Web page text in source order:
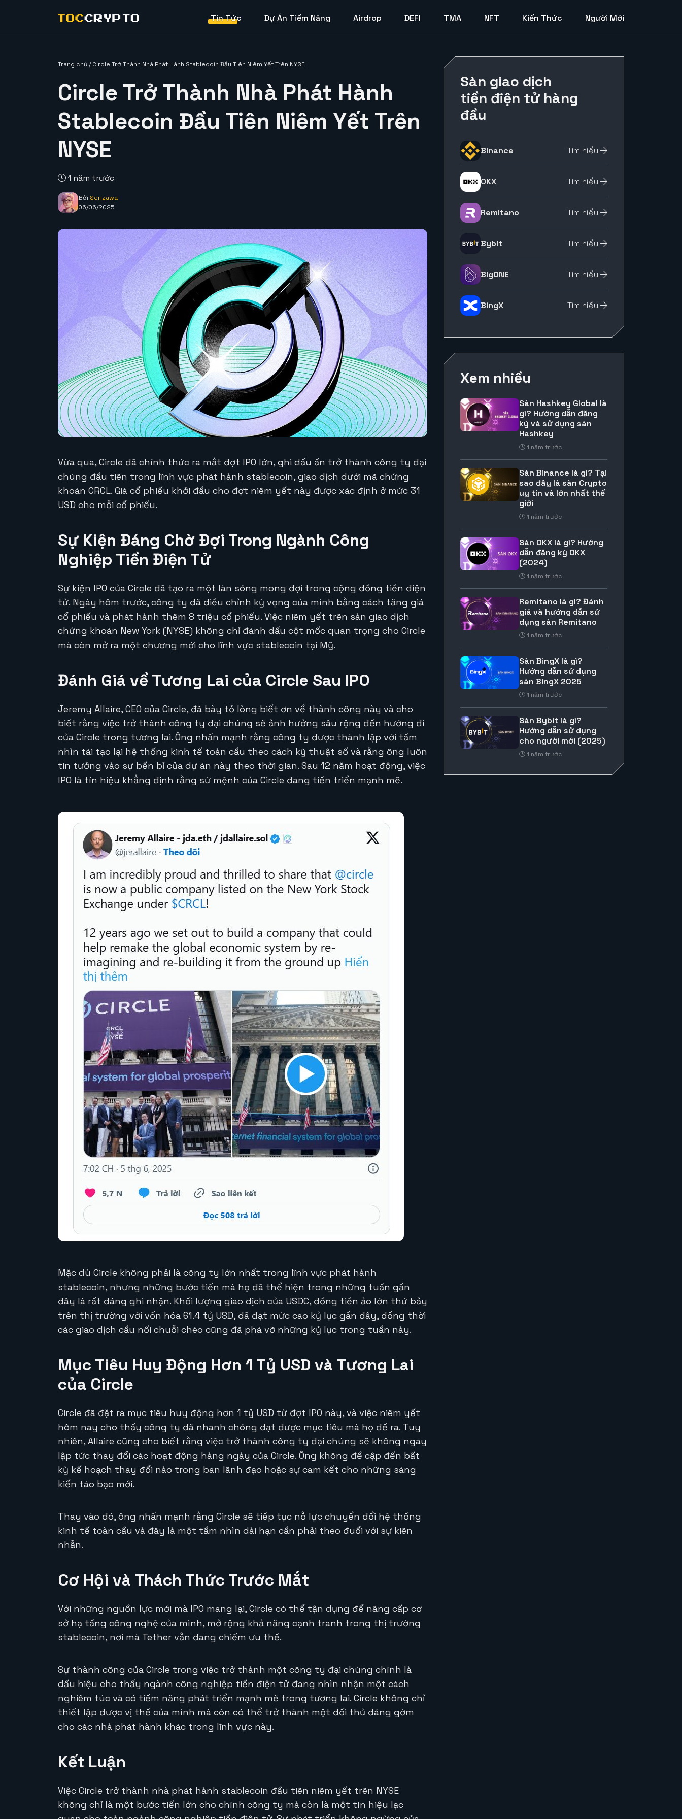
Tin Tức Dự Án Tiềm Năng Airdrop DEFI TMA NFT Kiến Thức Người Mới
Trang chủ/Circle Trở Thành Nhà Phát Hành Stablecoin Đầu Tiên Niêm Yết Trên NYSE
Circle Trở Thành Nhà Phát Hành
Stablecoin Đầu Tiên Niêm Yết Trên
NYSE
1 năm trước
Bởi Serizawa
06/06/2025
Vừa qua, Circle đã chính thức ra mắt đợt IPO lớn, ghi dấu ấn trở thành công ty đại
chúng đầu tiên trong lĩnh vực phát hành stablecoin, giao dịch dưới mã chứng
khoán CRCL. Giá cổ phiếu khởi đầu cho đợt niêm yết này được xác định ở mức 31
USD cho mỗi cổ phiếu.
Sự Kiện Đáng Chờ Đợi Trong Ngành Công
Nghiệp Tiền Điện Tử
Sự kiện IPO của Circle đã tạo ra một làn sóng mong đợi trong cộng đồng tiền điện
tử. Ngày hôm trước, công ty đã điều chỉnh kỳ vọng của mình bằng cách tăng giá
cổ phiếu và phát hành thêm 8 triệu cổ phiếu. Việc niêm yết trên sàn giao dịch
chứng khoán New York (NYSE) không chỉ đánh dấu cột mốc quan trọng cho Circle
mà còn mở ra một chương mới cho lĩnh vực stablecoin tại Mỹ.
Đánh Giá về Tương Lai của Circle Sau IPO
Jeremy Allaire, CEO của Circle, đã bày tỏ lòng biết ơn về thành công này và cho
biết rằng việc trở thành công ty đại chúng sẽ ảnh hưởng sâu rộng đến hướng đi
của Circle trong tương lai. Ông nhấn mạnh rằng công ty được thành lập với tầm
nhìn tái tạo lại hệ thống kinh tế toàn cầu theo cách kỹ thuật số và rằng ông luôn
tin tưởng vào sự bền bỉ của dự án này theo thời gian. Sau 12 năm hoạt động, việc
IPO là tín hiệu khẳng định rằng sứ mệnh của Circle đang tiến triển mạnh mẽ.
Mặc dù Circle không phải là công ty lớn nhất trong lĩnh vực phát hành
stablecoin, nhưng những bước tiến mà họ đã thể hiện trong những tuần gần
đây là rất đáng ghi nhận. Khối lượng giao dịch của USDC, đồng tiền ảo lớn thứ bảy
trên thị trường với vốn hóa 61.4 tỷ USD, đã đạt mức cao kỷ lục gần đây, đồng thời
các giao dịch cầu nối chuỗi chéo cũng đã phá vỡ những kỷ lục trong tuần này.
Mục Tiêu Huy Động Hơn 1 Tỷ USD và Tương Lai
của Circle
Circle đã đặt ra mục tiêu huy động hơn 1 tỷ USD từ đợt IPO này, và việc niêm yết
hôm nay cho thấy công ty đã nhanh chóng đạt được mục tiêu mà họ đề ra. Tuy
nhiên, Allaire cũng cho biết rằng việc trở thành công ty đại chúng sẽ không ngay
lập tức thay đổi các hoạt động hàng ngày của Circle. Ông không đề cập đến bất
kỳ kế hoạch thay đổi nào trong ban lãnh đạo hoặc sự cam kết cho những sáng
kiến táo bạo mới.
Thay vào đó, ông nhấn mạnh rằng Circle sẽ tiếp tục nỗ lực chuyển đổi hệ thống
kinh tế toàn cầu và đây là một tầm nhìn dài hạn cần phải theo đuổi với sự kiên
nhẫn.
Cơ Hội và Thách Thức Trước Mắt
Với những nguồn lực mới mà IPO mang lại, Circle có thể tận dụng để nâng cấp cơ
sở hạ tầng công nghệ của mình, mở rộng khả năng cạnh tranh trong thị trường
stablecoin, nơi mà Tether vẫn đang chiếm ưu thế.
Sự thành công của Circle trong việc trở thành một công ty đại chúng chính là
dấu hiệu cho thấy ngành công nghiệp tiền điện tử đang nhìn nhận một cách
nghiêm túc và có tiềm năng phát triển mạnh mẽ trong tương lai. Circle không chỉ
thiết lập được vị thế của mình mà còn có thể trở thành một đối thủ đáng gờm
cho các nhà phát hành khác trong lĩnh vực này.
Kết Luận
Việc Circle trở thành nhà phát hành stablecoin đầu tiên niêm yết trên NYSE
không chỉ là một bước tiến lớn cho chính công ty mà còn là một tín hiệu lạc
Sàn giao dịch
tiền điện tử hàng
đầu
Binance Tìm hiểu
OKX Tìm hiểu
Remitano Tìm hiểu
Bybit Tìm hiểu
BigONE Tìm hiểu
BingX Tìm hiểu
Xem nhiều
Sàn Hashkey Global là
gì? Hướng dẫn đăng
ký và sử dụng sàn
Hashkey
1 năm trước
Sàn Binance là gì? Tại
sao đây là sàn Crypto
uy tín và lớn nhất thế
giới
1 năm trước
Sàn OKX là gì? Hướng
dẫn đăng ký OKX
(2024)
1 năm trước
Remitano là gì? Đánh
giá và hướng dẫn sử
dụng sàn Remitano
1 năm trước
Sàn BingX là gì?
Hướng dẫn sử dụng
sàn BingX 2025
1 năm trước
Sàn Bybit là gì?
Hướng dẫn sử dụng
cho người mới (2025)
1 năm trước